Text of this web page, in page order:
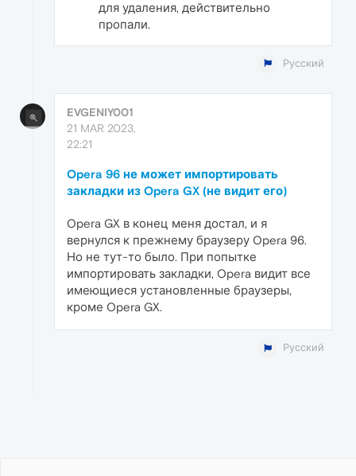
для удаления, действительно
пропали.
Русский
EVGENIY001
21 MAR 2023,
22:21
Opera 96 не может импортировать
закладки из Opera GX (не видит его)
Opera GX в конец меня достал, и я
вернулся к прежнему браузеру Opera 96.
Но не тут-то было. При попытке
импортировать закладки, Opera видит все
имеющиеся установленные браузеры,
кроме Opera GX.
Русский